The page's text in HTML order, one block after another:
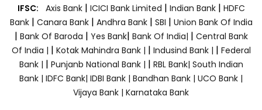
IFSC: Axis Bank | ICICI Bank Limited | Indian Bank | HDFC
Bank| Canara Bank | Andhra Bank| SBI | Union Bank Of India
| Bank Of Baroda | Yes Bank| Bank Of India| | Central Bank
Of India | | Kotak Mahindra Bank | | Indusind Bank | | Federal
Bank | | Punjanb National Bank | | RBL Bank| South Indian
Bank | IDFC Bank| IDBI Bank | Bandhan Bank | UCO Bank |
Vijaya Bank | Karnataka Bank